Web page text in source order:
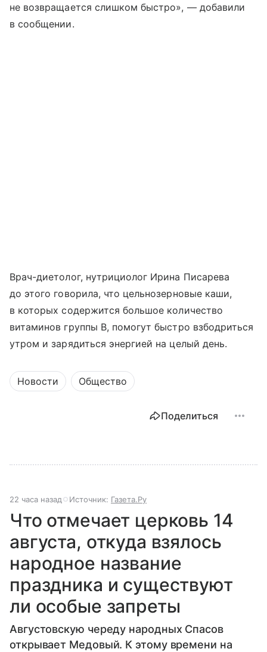
не возвращается слишком быстро», — добавили
в сообщении.
Врач-диетолог, нутрициолог Ирина Писарева
до этого говорила, что цельнозерновые каши,
в которых содержится большое количество
витаминов группы В, помогут быстро взбодриться
утром и зарядиться энергией на целый день.
Новости Общество
Поделиться
22 часа назад Источник: Газета.Ру
Что отмечает церковь 14
августа, откуда взялось
народное название
праздника и существуют
ли особые запреты
Августовскую череду народных Спасов
открывает Медовый. К этому времени на